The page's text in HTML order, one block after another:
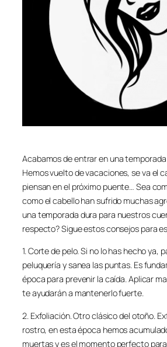
Acabamos de entrar en una
Hemos vuelto de vacaciones, se va el
piensan en el próximo puente… Sea
como el cabello han sufrido muchas
una temporada dura para nuestros
respecto? Sigue estos consejos para
1. Corte de pelo. Si no lo has hecho ya,
peluquería y sanea las puntas. Es
época para prevenir la caída. Aplicar
te ayudarán a mantenerlo fuerte.
2. Exfoliación. Otro clásico del otoño.
rostro, en esta época hemos
muertas y es el momento perfecto